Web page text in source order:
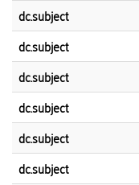
dc.subject
dc.subject
dc.subject
dc.subject
dc.subject
dc.subject